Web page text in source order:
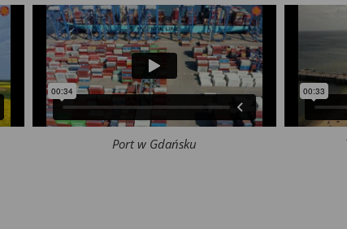
Port w Gdańsku